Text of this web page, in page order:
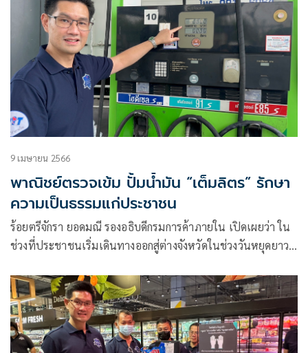
9 เมษายน 2566
พาณิชย์ตรวจเข้ม ปั้มน้ำมัน “เต็มลิตร” รักษา
ความเป็นธรรมแก่ประชาชน
ร้อยตรีจักรา ยอดมณี รองอธิบดีกรมการค้าภายใน เปิดเผยว่า ใน
ช่วงที่ประชาชนเริ่มเดินทางออกสู่ต่างจังหวัดในช่วงวันหยุดยาว